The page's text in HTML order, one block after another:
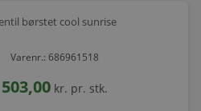
børstet cool sunrise
Varenr.: 686961518
503,00 kr. pr. stk.